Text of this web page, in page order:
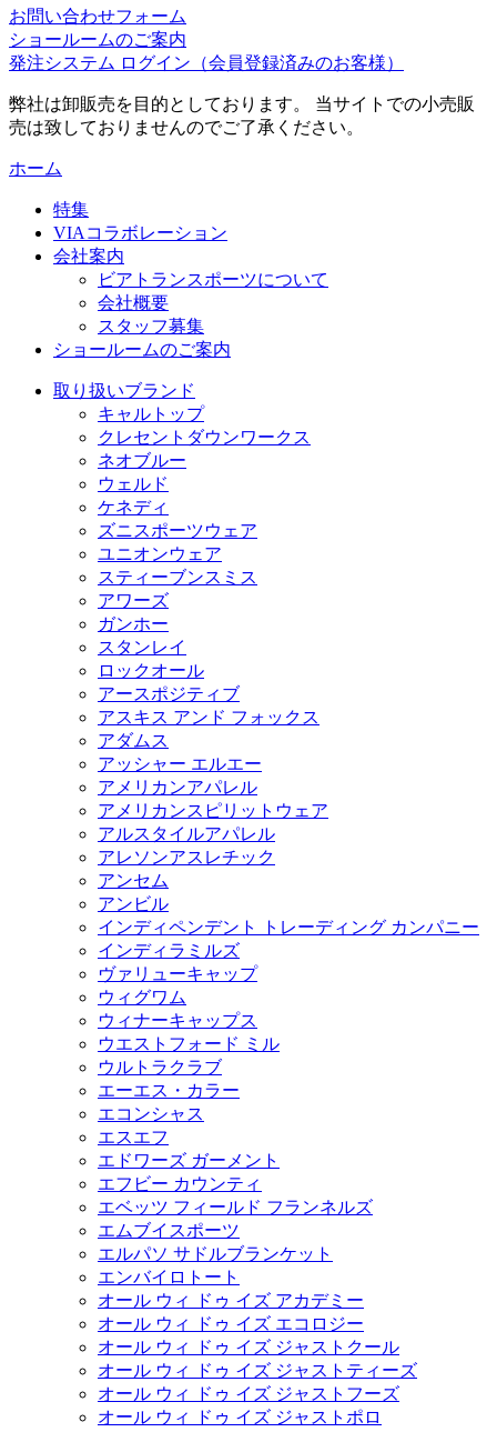
お問い合わせフォーム
ショールームのご案内
発注システム ログイン （会員登録済みのお客様）
弊社は卸販売を目的としております。 当サイトでの小売販
売は致しておりませんのでご了承ください。
ホーム
特集
VIAコラボレーション
会社案内
ビアトランスポーツについて
会社概要
スタッフ募集
ショールームのご案内
取り扱いブランド
キャルトップ
クレセントダウンワークス
ネオブルー
ウェルド
ケネディ
ズニスポーツウェア
ユニオンウェア
スティーブンスミス
アワーズ
ガンホー
スタンレイ
ロックオール
アースポジティブ
アスキス アンド フォックス
アダムス
アッシャー エルエー
アメリカンアパレル
アメリカンスピリットウェア
アルスタイルアパレル
アレソンアスレチック
アンセム
アンビル
インディペンデント トレーディング カンパニー
インディラミルズ
ヴァリューキャップ
ウィグワム
ウィナーキャップス
ウエストフォード ミル
ウルトラクラブ
エーエス・カラー
エコンシャス
エスエフ
エドワーズ ガーメント
エフビー カウンティ
エベッツ フィールド フランネルズ
エムブイスポーツ
エルパソ サドルブランケット
エンバイロトート
オール ウィ ドゥ イズ アカデミー
オール ウィ ドゥ イズ エコロジー
オール ウィ ドゥ イズ ジャストクール
オール ウィ ドゥ イズ ジャストティーズ
オール ウィ ドゥ イズ ジャストフーズ
オール ウィ ドゥ イズ ジャストポロ